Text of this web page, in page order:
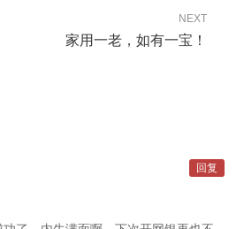
NEXT
家用一老，如有一宝！
回复